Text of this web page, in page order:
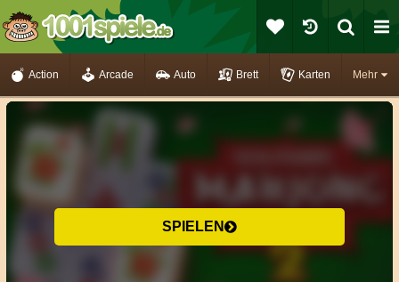
Mehr
Action Arcade Auto Brett Karten
SPIELEN